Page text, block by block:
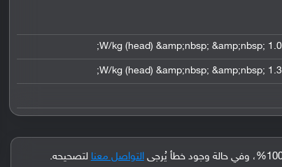
التواصل معنا لتصحيحه.